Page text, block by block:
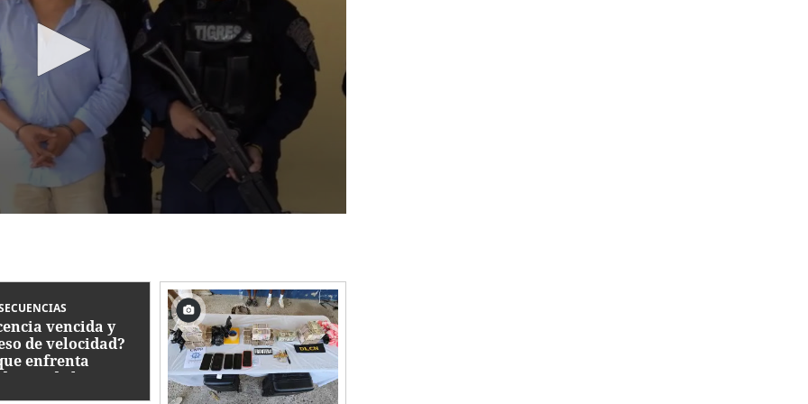
vencida y
de velocidad?
enfrenta
de bus